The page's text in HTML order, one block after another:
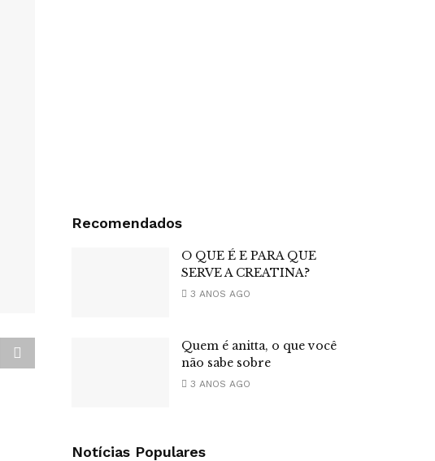
Recomendados
O QUE É E PARA QUE
SERVE A CREATINA?
3 ANOS AGO
Quem é anitta, o que você
não sabe sobre
3 ANOS AGO
Notícias Populares